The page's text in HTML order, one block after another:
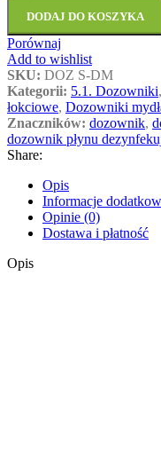
DODAJ DO KOSZYKA
Porównaj
Add to wishlist
SKU: DOZ S-DM
Kategorii: 5.1. Dozowniki,
łokciowe, Dozowniki
Znaczników: dozownik,
dozownik płynu
Share:
Opis
Informacje
Opinie (0)
Dostawa i płatność
Opis